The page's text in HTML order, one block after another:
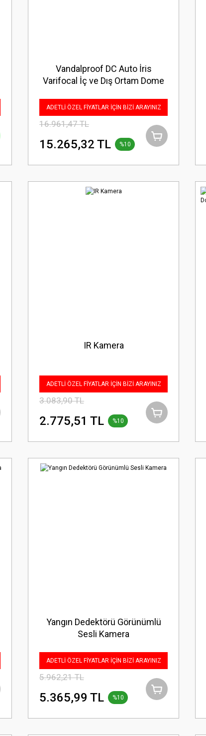
Vandalproof DC Auto İris
Varifocal İç ve Dış Ortam Dome
ADETLİ ÖZEL FİYATLAR İÇİN BİZİ ARAYINIZ
16.961,47 TL
15.265,32 TL %10
IR Kamera
ADETLİ ÖZEL FİYATLAR İÇİN BİZİ ARAYINIZ
3.083,90 TL
2.775,51 TL %10
Yangın Dedektörü Görünümlü
Sesli Kamera
ADETLİ ÖZEL FİYATLAR İÇİN BİZİ ARAYINIZ
5.962,21 TL
5.365,99 TL %10